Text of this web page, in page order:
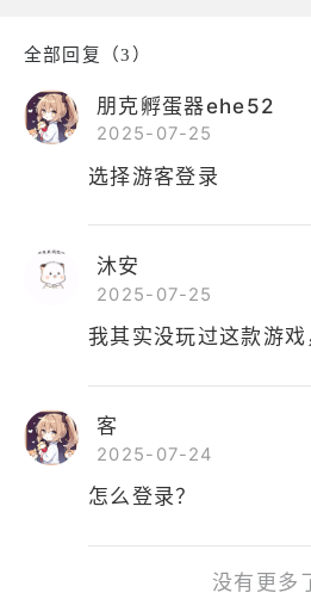
全部回复（3）
朋克孵蛋器ehe52
2025-07-25
选择游客登录
沐安
2025-07-25
我其实没玩过这款游
客
2025-07-24
怎么登录？
没有更多